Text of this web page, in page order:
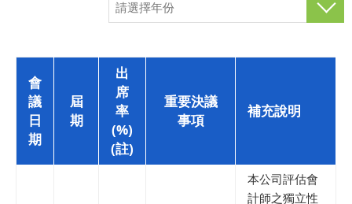
會
議
日
期
屆
期
出
席
率
(%)
(註)
重要決議
事項
補充說明
本公司評估會
計師之獨立性